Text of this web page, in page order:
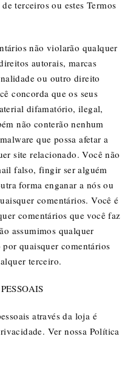
terceiros ou estes Termos
não violarão qualquer
autorais, marcas
ou outro direito
concorda que os seus
difamatório, ilegal,
não conterão nenhum
que possa afetar a
site relacionado. Você não
falso, fingir ser alguém
forma enganar a nós ou
comentários. Você é
comentários que você faz
assumimos qualquer
quaisquer comentários
terceiro.
através da loja é
Ver nossa Política